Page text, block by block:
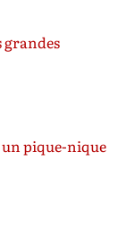
grandes
pique-nique